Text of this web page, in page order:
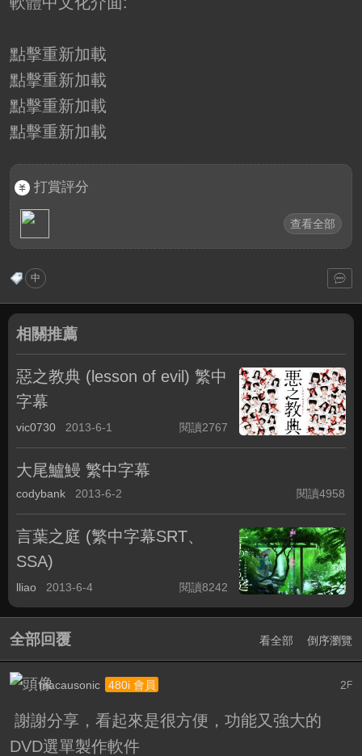
點擊重新加載
點擊重新加載
點擊重新加載
點擊重新加載
打賞評分
查看全部
中
相關推薦
惡之教典 (lesson of evil) 繁中
字幕
vic0730 2013-6-1 閱讀2767
大尾鱸鰻 繁中字幕
codybank 2013-6-2 閱讀4958
言葉之庭 (繁中字幕SRT、
SSA)
lliao 2013-6-4 閱讀8242
全部回覆 看全部 倒序瀏覽
2 F
macausonic 480i 會員
謝謝分享，看起來是很方便，功能又強大的
DVD選單製作軟件